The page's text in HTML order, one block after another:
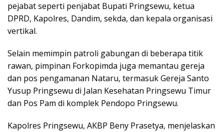
pejabat seperti penjabat Bupati Pringsewu, ketua
DPRD, Kapolres, Dandim, sekda, dan kepala organisasi
vertikal.
Selain memimpin patroli gabungan di beberapa titik
rawan, pimpinan Forkopimda juga memantau gereja
dan pos pengamanan Nataru, termasuk Gereja Santo
Yusup Pringsewu di Jalan Kesehatan Pringsewu Timur
dan Pos Pam di komplek Pendopo Pringsewu.
Kapolres Pringsewu, AKBP Beny Prasetya, menjelaskan